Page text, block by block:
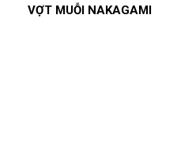
VỢT MUỖI NAKAGAMI